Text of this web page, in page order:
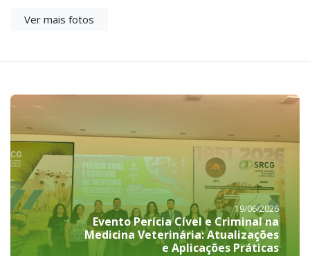
Ver mais fotos
19/06/2026
Evento Perícia Cível e Criminal na
Medicina Veterinária: Atualizações
e Aplicações Práticas